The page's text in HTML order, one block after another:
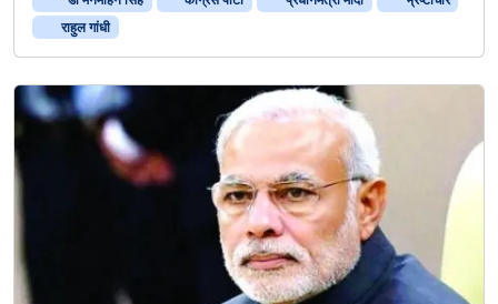
जू
भी
खा
एं
गे
औ
र
सौ
राहुल गांधी